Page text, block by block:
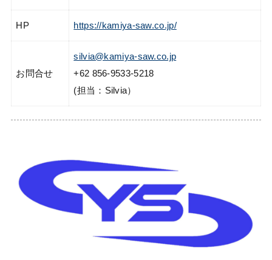
HP https://kamiya-saw.co.jp/
お問合せ
silvia@kamiya-saw.co.jp
+62 856-9533-5218
(担当：Silvia）